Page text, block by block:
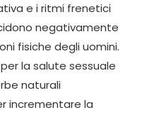
e i ritmi frenetici
negativamente
fisiche degli uomini.
la salute sessuale
naturali
incrementare la